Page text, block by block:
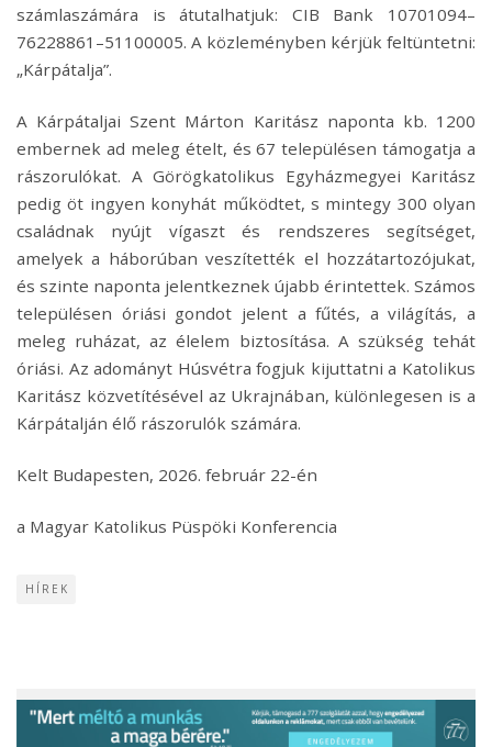
számlaszámára is átutalhatjuk: CIB Bank 10701094–
76228861–51100005. A közleményben kérjük feltüntetni:
„Kárpátalja”.
A Kárpátaljai Szent Márton Karitász naponta kb. 1200
embernek ad meleg ételt, és 67 településen támogatja a
rászorulókat. A Görögkatolikus Egyházmegyei Karitász
pedig öt ingyen konyhát működtet, s mintegy 300 olyan
családnak nyújt vígaszt és rendszeres segítséget,
amelyek a háborúban veszítették el hozzátartozójukat,
és szinte naponta jelentkeznek újabb érintettek. Számos
településen óriási gondot jelent a fűtés, a világítás, a
meleg ruházat, az élelem biztosítása. A szükség tehát
óriási. Az adományt Húsvétra fogjuk kijuttatni a Katolikus
Karitász közvetítésével az Ukrajnában, különlegesen is a
Kárpátalján élő rászorulók számára.
Kelt Budapesten, 2026. február 22-én
a Magyar Katolikus Püspöki Konferencia
HÍREK